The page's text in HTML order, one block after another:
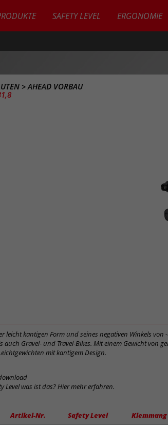
SAFETY LEVEL ERGONOMIE
>AHEAD VORBAU
leicht kantigen Form und seines negativen Winkels
auch Gravel- und Travel-Bikes. Mit einem Gewicht von
mit kantigem Design.
Level was ist das? Hier mehr erfahren.
Artikel-Nr. Safety Level Klemmung